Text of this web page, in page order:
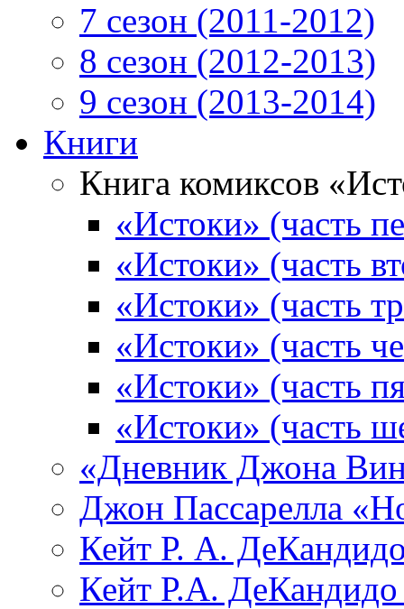
7 сезон (2011-2012)
8 сезон (2012-2013)
9 сезон (2013-2014)
Книги
Книга комиксов
«Истоки» (часть
«Истоки» (часть
«Истоки» (часть
«Истоки» (часть
«Истоки» (часть
«Истоки» (часть
«Дневник Джона
Джон Пассарелла
Кейт Р. А.
Кейт Р.А.